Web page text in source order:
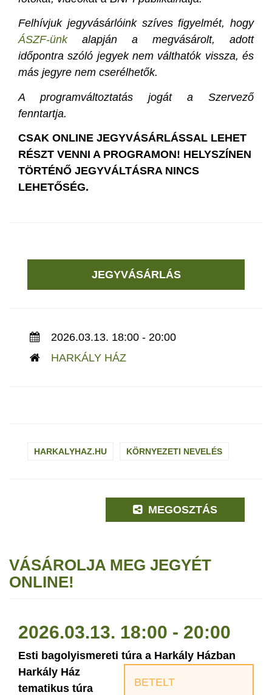
Felhívjuk jegyvásárlóink szíves figyelmét, hogy
ÁSZF-ünkalapján a megvásárolt, adott
időpontra szóló jegyek nem válthatók vissza, és
más jegyre nem cserélhetők.
A programváltoztatás jogát a Szervező
fenntartja.
CSAK ONLINE JEGYVÁSÁRLÁSSAL LEHET
RÉSZT VENNI A PROGRAMON! HELYSZÍNEN
TÖRTÉNŐ JEGYVÁLTÁSRA NINCS
LEHETŐSÉG.
JEGYVÁSÁRLÁS
2026.03.13. 18:00 - 20:00
HARKÁLY HÁZ
HARKALYHAZ.HU KÖRNYEZETI NEVELÉS
MEGOSZTÁS
VÁSÁROLJA MEG JEGYÉT
ONLINE!
2026.03.13. 18:00 - 20:00
Esti bagolyismereti túra a Harkály Házban
Harkály Ház
tematikus túra
BETELT